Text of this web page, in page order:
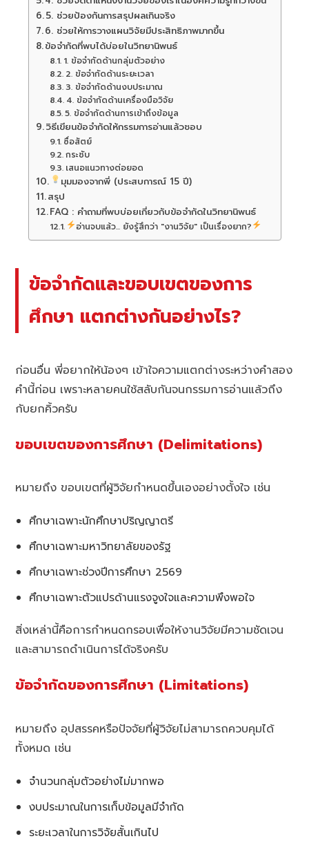
5. ช่วยป้องกันการสรุปผลเกินจริง
6. ช่วยให้การวางแผนวิจัยมีประสิทธิภาพมากขึ้น
ข้อจำกัดที่พบได้บ่อยในวิทยานิพนธ์
1. ข้อจำกัดด้านกลุ่มตัวอย่าง
2. ข้อจำกัดด้านระยะเวลา
3. ข้อจำกัดด้านงบประมาณ
4. ข้อจำกัดด้านเครื่องมือวิจัย
5. ข้อจำกัดด้านการเข้าถึงข้อมูล
วิธีเขียนข้อจำกัดให้กรรมการอ่านแล้วชอบ
ซื่อสัตย์
กระชับ
เสนอแนวทางต่อยอด
มุมมองจากพี่ (ประสบการณ์ 15 ปี)
สรุป
FAQ : คำถามที่พบบ่อยเกี่ยวกับข้อจำกัดในวิทยานิพนธ์
อ่านจบแล้ว... ยังรู้สึกว่า "งานวิจัย" เป็นเรื่องยาก?
ข้อจำกัดและขอบเขตของการ
ศึกษา แตกต่างกันอย่างไร?
ก่อนอื่น พี่อยากให้น้องๆ เข้าใจความแตกต่างระหว่างคำสอง
คำนี้ก่อน เพราะหลายคนใช้สลับกันจนกรรมการอ่านแล้วถึง
กับยกคิ้วครับ
ขอบเขตของการศึกษา (Delimitations)
หมายถึง ขอบเขตที่ผู้วิจัยกำหนดขึ้นเองอย่างตั้งใจ เช่น
ศึกษาเฉพาะนักศึกษาปริญญาตรี
ศึกษาเฉพาะมหาวิทยาลัยของรัฐ
ศึกษาเฉพาะช่วงปีการศึกษา 2569
ศึกษาเฉพาะตัวแปรด้านแรงจูงใจและความพึงพอใจ
สิ่งเหล่านี้คือการกำหนดกรอบเพื่อให้งานวิจัยมีความชัดเจน
และสามารถดำเนินการได้จริงครับ
ข้อจำกัดของการศึกษา (Limitations)
หมายถึง อุปสรรคหรือปัจจัยที่ผู้วิจัยไม่สามารถควบคุมได้
ทั้งหมด เช่น
จำนวนกลุ่มตัวอย่างไม่มากพอ
งบประมาณในการเก็บข้อมูลมีจำกัด
ระยะเวลาในการวิจัยสั้นเกินไป